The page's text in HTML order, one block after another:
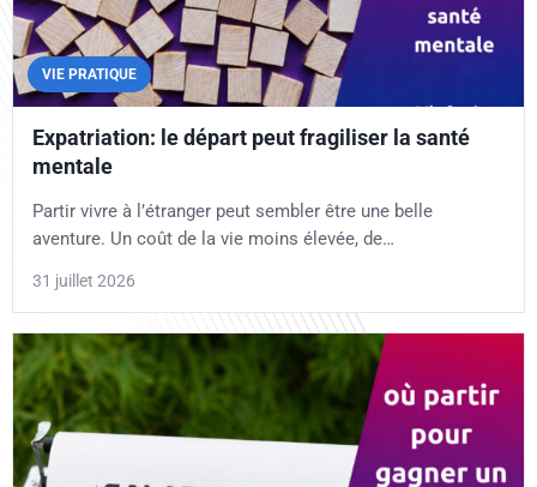
VIE PRATIQUE
Expatriation: le départ peut fragiliser la santé
mentale
Partir vivre à l’étranger peut sembler être une belle
aventure. Un coût de la vie moins élevée, de…
31 juillet 2026